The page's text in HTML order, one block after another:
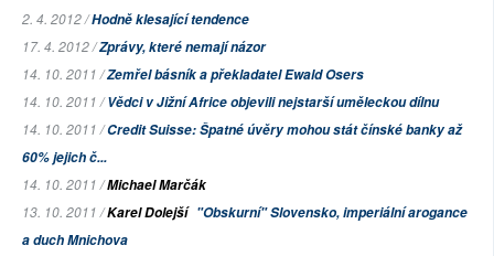
2. 4. 2012 /Hodně klesající tendence
17. 4. 2012 /Zprávy, které nemají názor
14. 10. 2011 /Zemřel básník a překladatel Ewald Osers
14. 10. 2011 /Vědci v Jižní Africe objevili nejstarší uměleckou dílnu
14. 10. 2011 /Credit Suisse: Špatné úvěry mohou stát čínské banky až
60% jejich č...
14. 10. 2011 /Michael Marčák
13. 10. 2011 /Karel Dolejší "Obskurní" Slovensko, imperiální arogance
a duch Mnichova